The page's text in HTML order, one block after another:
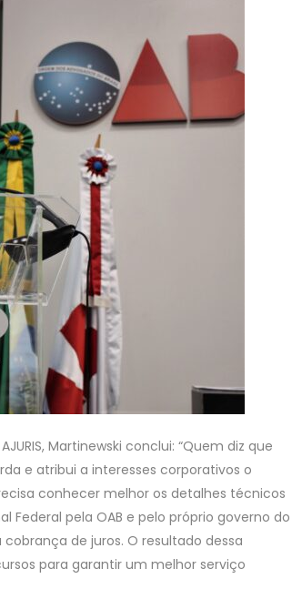
Martinewski conclui: “Quem diz que
e atribui a interesses corporativos o
conhecer melhor os detalhes técnicos
Federal pela OAB e pelo próprio governo do
de juros. O resultado dessa
para garantir um melhor serviço